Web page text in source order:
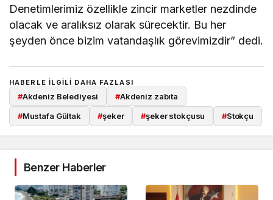
Denetimlerimiz özellikle zincir marketler nezdinde
olacak ve aralıksız olarak sürecektir. Bu her
şeyden önce bizim vatandaşlık görevimizdir” dedi.
HABERLE ILGILI DAHA FAZLASI
#Akdeniz Belediyesi #Akdeniz zabıta
#Mustafa Gültak #şeker #şeker stokçusu #Stokçu
Benzer Haberler